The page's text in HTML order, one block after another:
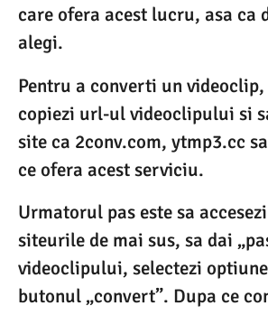
care ofera acest lucru, asa ca
alegi.
Pentru a converti un
copiezi url-ul videoclipului si
site ca 2conv.com, ytmp3.cc
ce ofera acest serviciu.
Urmatorul pas este sa
siteurile de mai sus, sa dai
videoclipului, selectezi
butonul „convert”. Dupa ce